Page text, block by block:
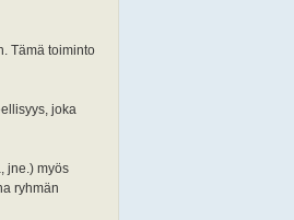
Tämä toiminto
joka
jne.) myös
ryhmän